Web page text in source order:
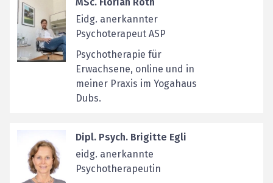
Eidg. anerkannter
Psychoterapeut ASP
Psychotherapie für
Erwachsene, online und in
meiner Praxis im Yogahaus
Dubs.
Dipl. Psych. Brigitte Egli
eidg. anerkannte
Psychotherapeutin